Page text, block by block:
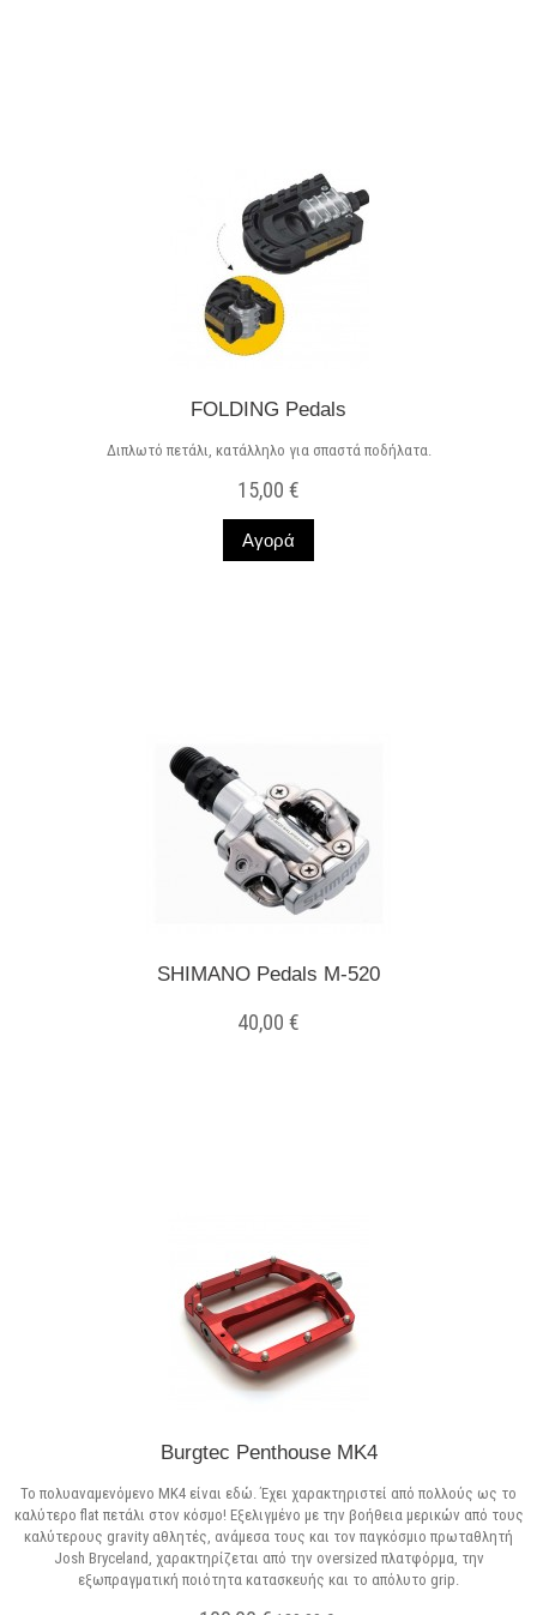
FOLDING Pedals
Διπλωτό πετάλι, κατάλληλο για σπαστά ποδήλατα.
15,00 €
Αγορά
SHIMANO Pedals M-520
40,00 €
Burgtec Penthouse MK4
Το πολυαναμενόμενο MK4 είναι εδώ. Έχει χαρακτηριστεί από πολλούς ως το
καλύτερο flat πετάλι στον κόσμο! Εξελιγμένο με την βοήθεια μερικών από τους
καλύτερους gravity αθλητές, ανάμεσα τους και τον παγκόσμιο πρωταθλητή
Josh Bryceland, χαρακτηρίζεται από την oversized πλατφόρμα, την
εξωπραγματική ποιότητα κατασκευής και το απόλυτο grip.